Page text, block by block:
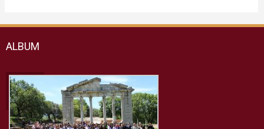
ALBUM